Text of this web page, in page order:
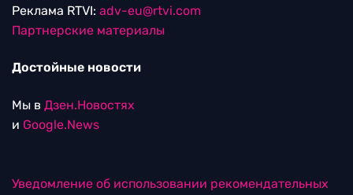
Реклама RTVI: adv-eu@rtvi.com
Партнерские материалы
Достойные новости
Мы в Дзен.Новостях
и Google.News
Уведомление об использовании рекомендательных